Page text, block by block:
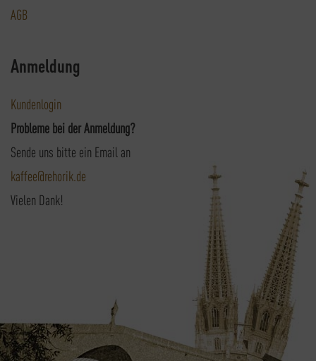
AGB
Anmeldung
Kundenlogin
Probleme bei der Anmeldung?
Sende uns bitte ein Email an
kaffee@rehorik.de
Vielen Dank!